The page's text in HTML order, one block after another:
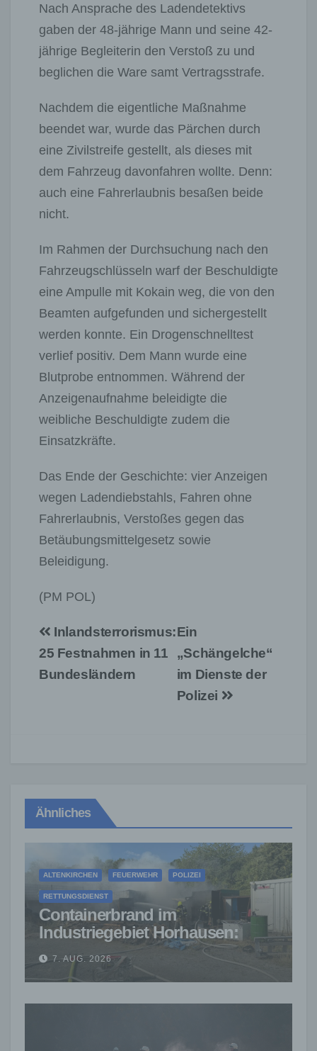
Nach Ansprache des Ladendetektivs
gaben der 48-jährige Mann und seine 42-
jährige Begleiterin den Verstoß zu und
beglichen die Ware samt Vertragsstrafe.
Nachdem die eigentliche Maßnahme
beendet war, wurde das Pärchen durch
eine Zivilstreife gestellt, als dieses mit
dem Fahrzeug davonfahren wollte. Denn:
auch eine Fahrerlaubnis besaßen beide
nicht.
Im Rahmen der Durchsuchung nach den
Fahrzeugschlüsseln warf der Beschuldigte
eine Ampulle mit Kokain weg, die von den
Beamten aufgefunden und sichergestellt
werden konnte. Ein Drogenschnelltest
verlief positiv. Dem Mann wurde eine
Blutprobe entnommen. Während der
Anzeigenaufnahme beleidigte die
weibliche Beschuldigte zudem die
Einsatzkräfte.
Das Ende der Geschichte: vier Anzeigen
wegen Ladendiebstahls, Fahren ohne
Fahrerlaubnis, Verstoßes gegen das
Betäubungsmittelgesetz sowie
Beleidigung.
(PM POL)
Beitragsnavigation
Ein
„Schängelche“
im Dienste der
Polizei
Inlandsterrorismus:
25 Festnahmen in 11
Bundesländern
Ähnliches
ALTENKIRCHEN FEUERWEHR POLIZEI
RETTUNGSDIENST
Containerbrand im
Industriegebiet Horhausen:
Feuerwehr verhindert weitere
Ausbreitung
7. AUG. 2026